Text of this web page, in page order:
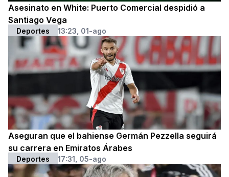
Asesinato en White: Puerto Comercial despidió a
Santiago Vega
Deportes 13:23, 01-ago
Aseguran que el bahiense Germán Pezzella seguirá
su carrera en Emiratos Árabes
Deportes 17:31, 05-ago